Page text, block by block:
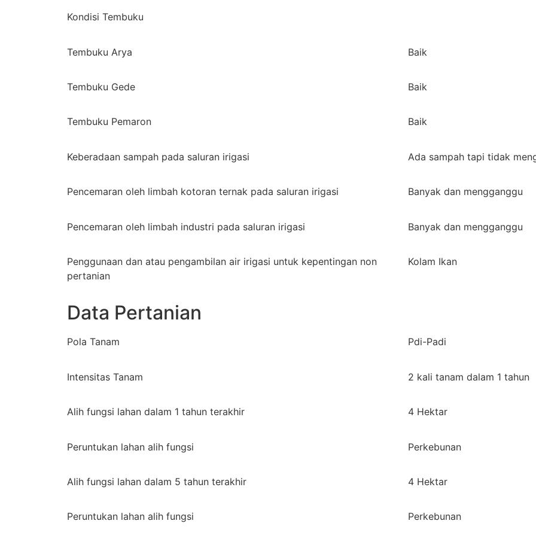
Kondisi Tembuku
Tembuku Arya Baik
Tembuku Gede Baik
Tembuku Pemaron Baik
Keberadaan sampah pada saluran irigasi Ada sampah tapi tidak
Pencemaran oleh limbah kotoran ternak pada saluran irigasi Banyak dan mengganggu
Pencemaran oleh limbah industri pada saluran irigasi Banyak dan mengganggu
Penggunaan dan atau pengambilan air irigasi untuk kepentingan non
pertanian
Kolam Ikan
Data Pertanian
Pola Tanam Pdi-Padi
Intensitas Tanam 2 kali tanam dalam 1 tahun
Alih fungsi lahan dalam 1 tahun terakhir 4 Hektar
Peruntukan lahan alih fungsi Perkebunan
Alih fungsi lahan dalam 5 tahun terakhir 4 Hektar
Peruntukan lahan alih fungsi Perkebunan